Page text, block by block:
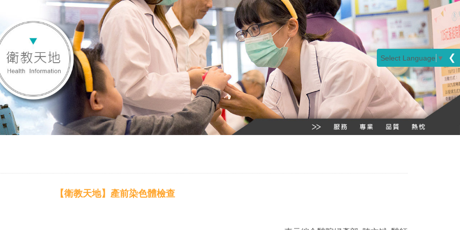
Select Language ▼ ❮
【衛教天地】產前染色體檢查